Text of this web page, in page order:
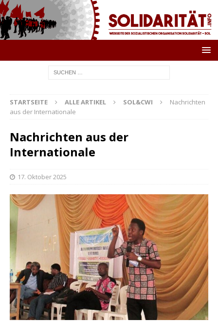
STARTSEITE ALLE ARTIKEL SOL&CWI
Nachrichten
aus der Internationale
Nachrichten aus der
Internationale
17. Oktober 2025